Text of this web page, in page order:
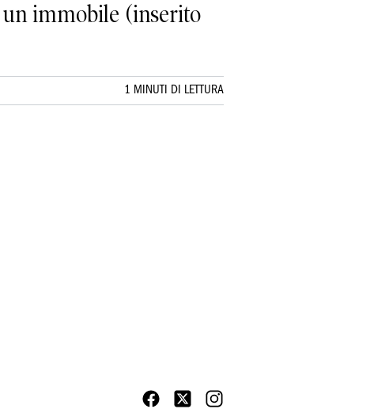
un immobile (inserito
1 MINUTI DI LETTURA